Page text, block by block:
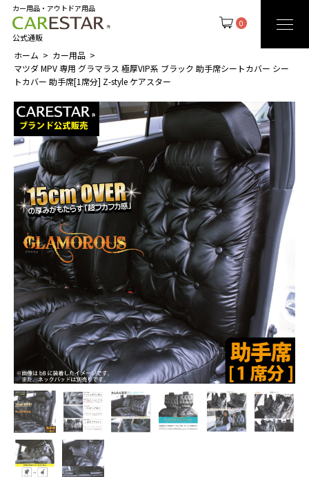
0
カー用品・アウトドア用品
公式通販
ホーム
カー用品
マツダ MPV 専用 グラマラス 極厚VIP系 ブラック 助手席シートカバー シー
トカバー 助手席[1席分] Z-style ケアスター